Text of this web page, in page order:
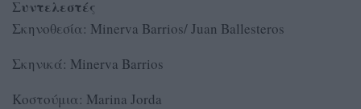
Συντελεστές
Σκηνοθεσία: Minerva Barrios/ Juan Ballesteros
Σκηνικά: Minerva Barrios
Κοστούμια: Marina Jorda